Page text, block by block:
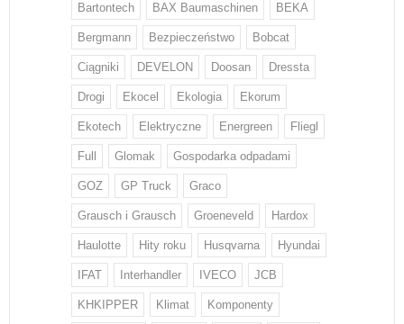
Bartontech BAX Baumaschinen BEKA
Bergmann Bezpieczeństwo Bobcat
Ciągniki DEVELON Doosan Dressta
Drogi Ekocel Ekologia Ekorum
Ekotech Elektryczne Energreen Fliegl
Full Glomak Gospodarka odpadami
GOZ GP Truck Graco
Grausch i Grausch Groeneveld Hardox
Haulotte Hity roku Husqvarna Hyundai
IFAT Interhandler IVECO JCB
KHKIPPER Klimat Komponenty